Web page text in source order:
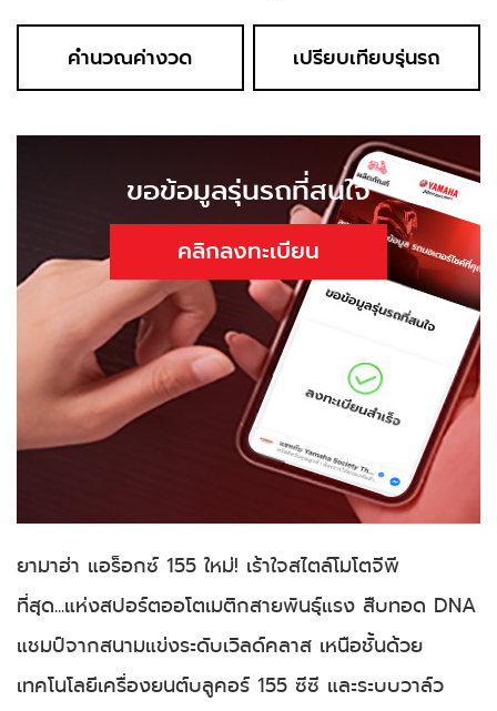
คำนวณค่างวด เปรียบเทียบรุ่นรถ
ขอข้อมูลรุ่นรถที่สนใจ
คลิกลงทะเบียน
ยามาฮ่า แอร็อกซ์ 155 ใหม่! เร้าใจสไตล์โมโตจีพี
ที่สุด...แห่งสปอร์ตออโตเมติกสายพันธุ์แรง สืบทอด DNA
แชมป์จากสนามแข่งระดับเวิลด์คลาส เหนือชั้นด้วย
เทคโนโลยีเครื่องยนต์บลูคอร์ 155 ซีซี และระบบวาล์ว